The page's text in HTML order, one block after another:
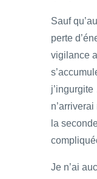
Sauf
perte
vigilance
la
Je n’ai